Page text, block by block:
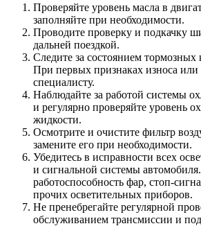
Проверяйте уровень масла в
заполняйте при необходимости.
Проводите проверку и подкачку
дальней поездкой.
Следите за состоянием тормозных
При первых признаках износа или
специалисту.
Наблюдайте за работой системы
и регулярно проверяйте уровень
жидкости.
Осмотрите и очистите фильтр
замените его при необходимости.
Убедитесь в исправности всех
и сигнальной системы
работоспособность фар, стоп-
прочих осветительных приборов.
Не пренебрегайте регулярной
обслуживанием трансмиссии и